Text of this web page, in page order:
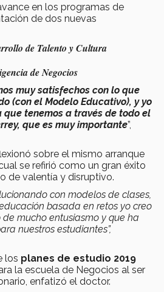
en los programas de
de dos nuevas
de Talento y Cultura
de Negocios
muy satisfechos con lo que
(con el Modelo Educativo), y yo
tenemos a través de todo el
que es muy importante”,
sobre el mismo arranque
se refirió como un gran éxito
de valentía y disruptivo.
con modelos de clases,
basada en retos yo creo
mucho entusiasmo y que ha
nuestros estudiantes”,
los planes de estudio 2019
la escuela de Negocios al ser
enfatizó el doctor.